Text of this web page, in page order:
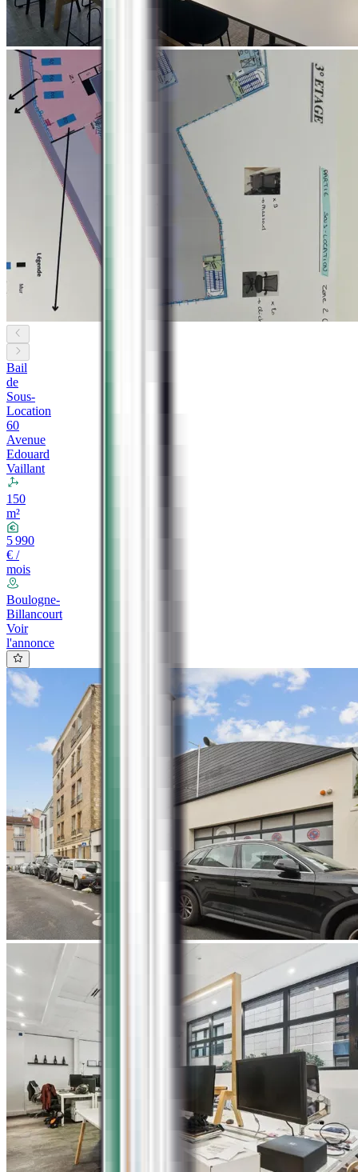
Bail
de
Sous-
Location
60
Avenue
Edouard
Vaillant
150
m²
5 990
€ /
mois
Boulogne-
Billancourt
Voir
l'annonce